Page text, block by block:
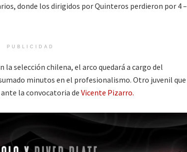
donde los dirigidos por Quinteros perdieron por 4 –
PUBLICIDAD
la selección chilena, el arco quedará a cargo del
minutos en el profesionalismo. Otro juvenil que
la convocatoria de Vicente Pizarro.